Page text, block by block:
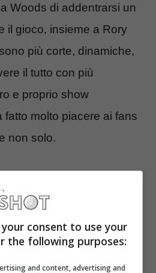
Woods di addentrarsi un
il gioco, insieme a Rory
più corte, dinamiche,
il tutto con più
e proprio show
fatto molto piacere ai fans
non solo.
previsti. Queste le
“Numeri per il
su ESPN, in calo
alla stessa finestra
consent to use your
the following purposes:
and content, advertising and